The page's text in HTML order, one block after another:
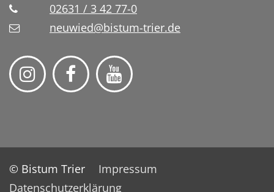
02631 / 3 42 77-0
neuwied@bistum-trier.de
© Bistum Trier
Impressum
Datenschutzerklärung